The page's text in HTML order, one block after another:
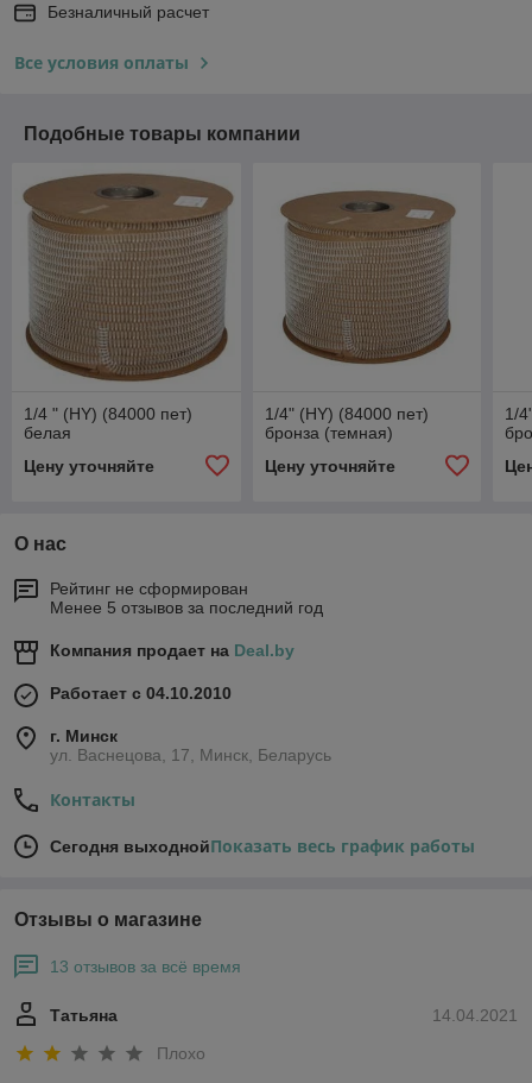
Безналичный расчет
Все условия оплаты
Подобные товары компании
1/4 " (HY) (84000 пет)
белая
Цену уточняйте
1/4" (HY) (84000 пет)
бронза (темная)
Цену уточняйте
1/
О нас
Рейтинг не сформирован
Менее 5 отзывов за последний год
Компания продает на Deal.by
Работает с 04.10.2010
г. Минск
ул. Васнецова, 17, Минск, Беларусь
Контакты
Сегодня выходнойПоказать весь график работы
Отзывы о магазине
13 отзывов за всё время
14.04.2021
Татьяна
Плохо